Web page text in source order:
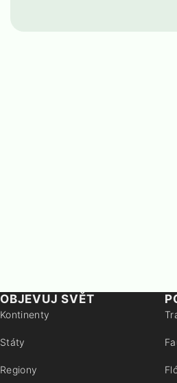
OBJEVUJ SVĚT
Kontinenty
Státy
Regiony